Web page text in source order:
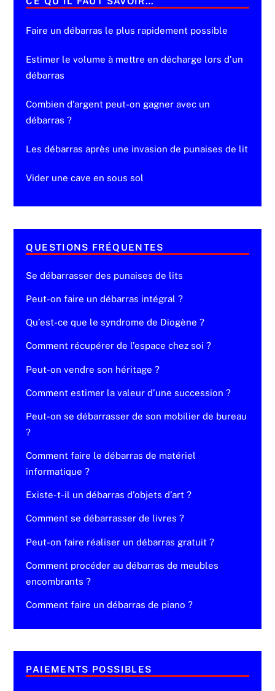
Faire un débarras le plus rapidement possible
Estimer le volume à mettre en décharge lors d’un
débarras
Combien d’argent peut-on gagner avec un
débarras ?
Les débarras après une invasion de punaises de lit
Vider une cave en sous sol
QUESTIONS FRÉQUENTES
Se débarrasser des punaises de lits
Peut-on faire un débarras intégral ?
Qu’est-ce que le syndrome de Diogène ?
Comment récupérer de l’espace chez soi ?
Peut-on vendre son héritage ?
Comment estimer la valeur d’une succession ?
Peut-on se débarrasser de son mobilier de bureau
?
Comment faire le débarras de matériel
informatique ?
Existe-t-il un débarras d’objets d’art ?
Comment se débarrasser de livres ?
Peut-on faire réaliser un débarras gratuit ?
Comment procéder au débarras de meubles
encombrants ?
Comment faire un débarras de piano ?
PAIEMENTS POSSIBLES